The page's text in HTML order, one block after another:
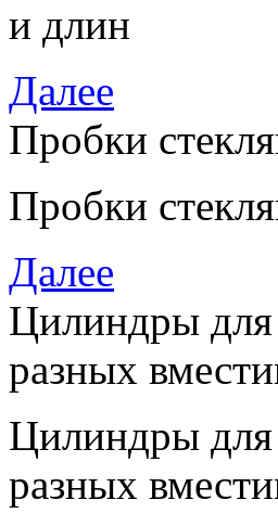
и длин
Далее
Пробки
Пробки
Далее
Цилиндры для
разных
Цилиндры для
разных